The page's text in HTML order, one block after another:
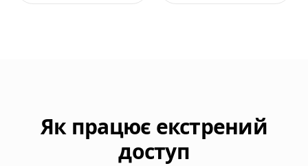
Як працює екстрений
доступ